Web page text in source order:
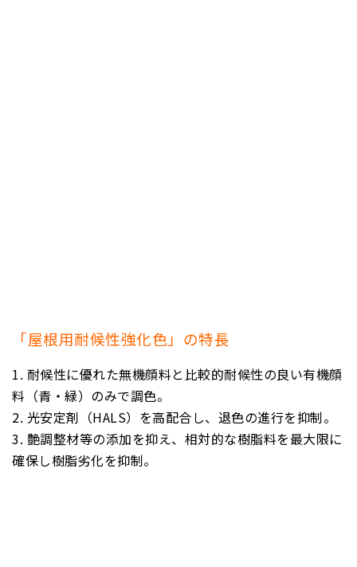
「屋根用耐候性強化色」の特長
耐候性に優れた無機顔料と比較的耐候性の良い有機顔
料（青・緑）のみで調色。
光安定剤（HALS）を高配合し、退色の進行を抑制。
艶調整材等の添加を抑え、相対的な樹脂料を最大限に
確保し樹脂劣化を抑制。